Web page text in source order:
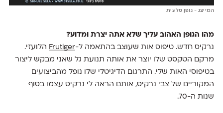
המייצג - גופן סלעית
מהו הגופן האהוב עליך שלא אתה יצרת ומדוע?
נרקיס חדש. טיפוס אות שעוצב בהתאמה ל-Frutiger הלועזי.
מרקם הטקסט שלו יוצר את אותה תנועת גל שאני מבקש ליצור
בטיפוסי האות שלי. התרגום הדיגיטלי שלו נופל מהביצועים
המקוריים של צבי נרקיס, אותם הראה לי נרקיס עצמו בסוף
שנות ה-70.